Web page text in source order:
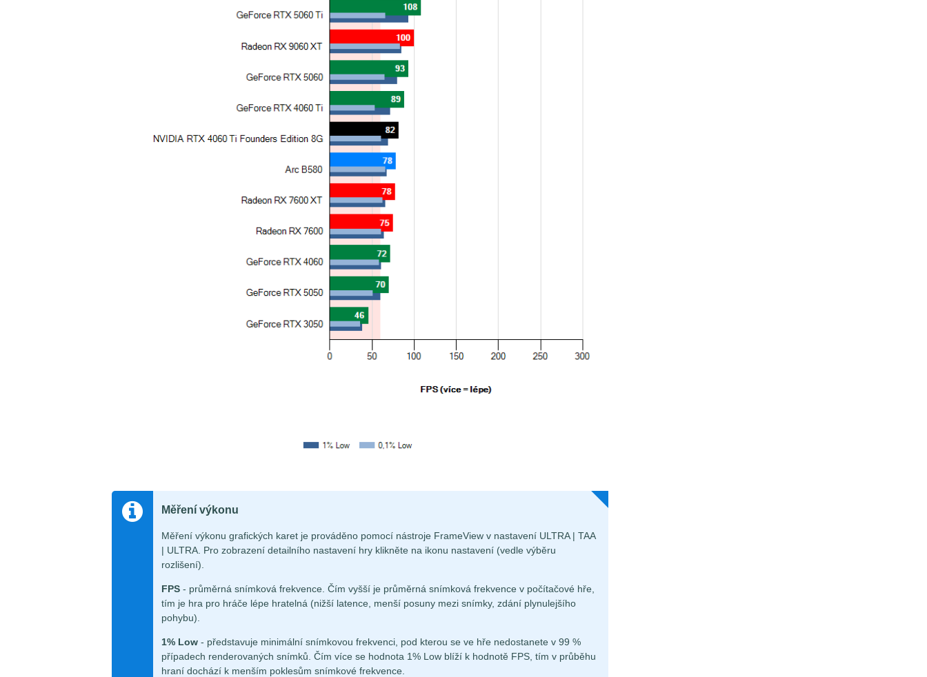
Měření výkonu
Měření výkonu grafických karet je prováděno pomocí nástroje FrameView v nastavení ULTRA | TAA
| ULTRA. Pro zobrazení detailního nastavení hry klikněte na ikonu nastavení (vedle výběru
rozlišení).
FPS - průměrná snímková frekvence. Čím vyšší je průměrná snímková frekvence v počítačové hře,
tím je hra pro hráče lépe hratelná (nižší latence, menší posuny mezi snímky, zdání plynulejšího
pohybu).
1% Low - představuje minimální snímkovou frekvenci, pod kterou se ve hře nedostanete v 99 %
případech renderovaných snímků. Čím více se hodnota 1% Low blíží k hodnotě FPS, tím v průběhu
hraní dochází k menším poklesům snímkové frekvence.